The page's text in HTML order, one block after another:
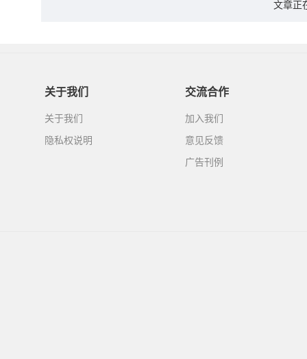
文章正
关于我们
关于我们
隐私权说明
交流合作
加入我们
意见反馈
广告刊例